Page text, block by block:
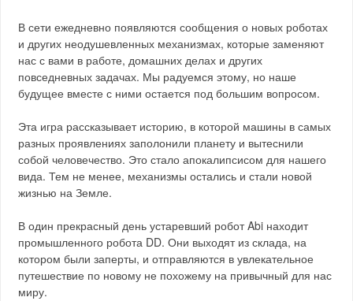
В сети ежедневно появляются сообщения о новых роботах
и других неодушевленных механизмах, которые заменяют
нас с вами в работе, домашних делах и других
повседневных задачах. Мы радуемся этому, но наше
будущее вместе с ними остается под большим вопросом.
Эта игра рассказывает историю, в которой машины в самых
разных проявлениях заполонили планету и вытеснили
собой человечество. Это стало апокалипсисом для нашего
вида. Тем не менее, механизмы остались и стали новой
жизнью на Земле.
В один прекрасный день устаревший робот Abi находит
промышленного робота DD. Они выходят из склада, на
котором были заперты, и отправляются в увлекательное
путешествие по новому не похожему на привычный для нас
миру.